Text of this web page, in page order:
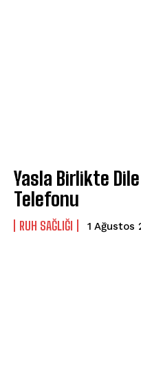
Yasla Birlikte
Telefonu
⁠RUH SAĞLIĞI 1 Ağustos